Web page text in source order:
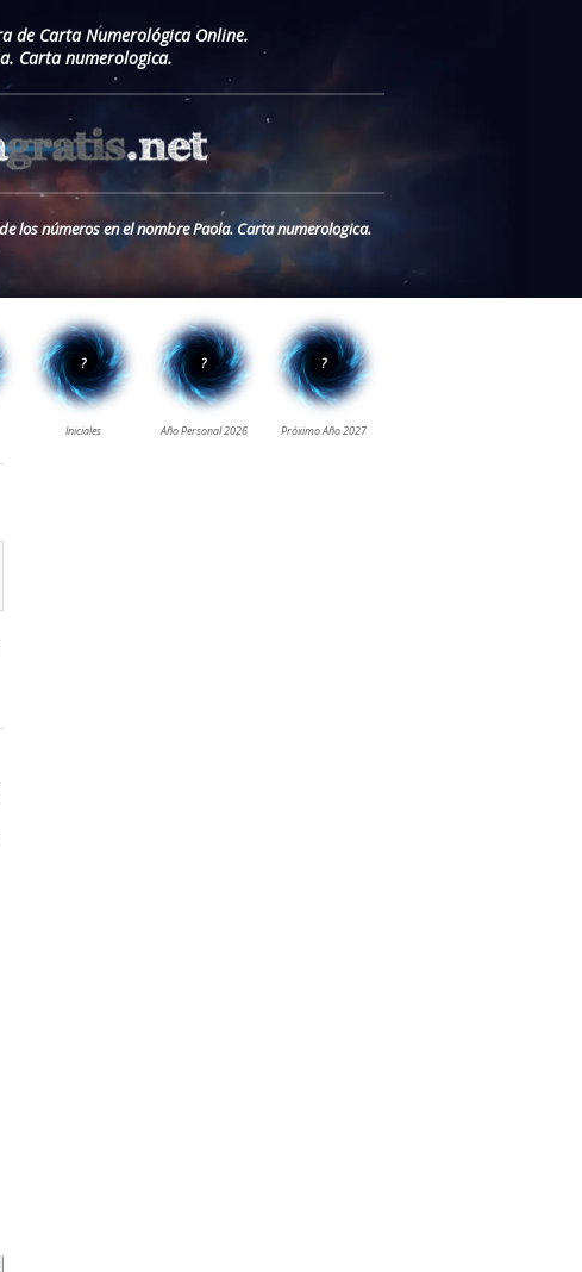
de Carta Numerológica Online.
Carta numerologica.
los números en el nombre Paola. Carta numerologica.